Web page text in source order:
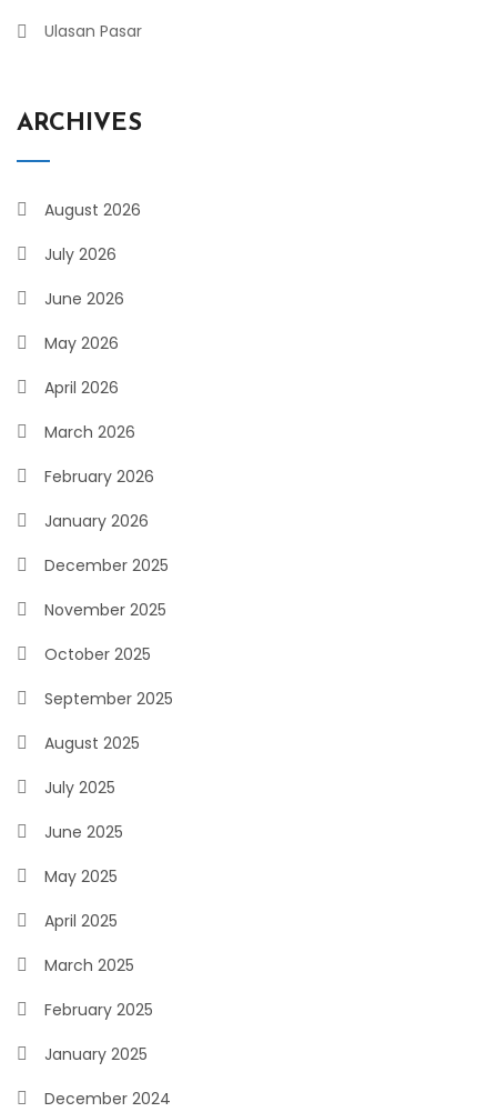
Ulasan Pasar
ARCHIVES
August 2026
July 2026
June 2026
May 2026
April 2026
March 2026
February 2026
January 2026
December 2025
November 2025
October 2025
September 2025
August 2025
July 2025
June 2025
May 2025
April 2025
March 2025
February 2025
January 2025
December 2024